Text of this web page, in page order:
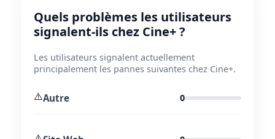
Quels problèmes les utilisateurs
signalent-ils chez Cine+ ?
Les utilisateurs signalent actuellement
principalement les pannes suivantes chez Cine+.
⚠️Autre 0